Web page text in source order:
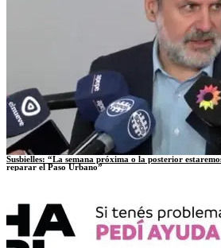
Susbielles: “La semana próxima o la posterior
reparar el Paso Urbano”